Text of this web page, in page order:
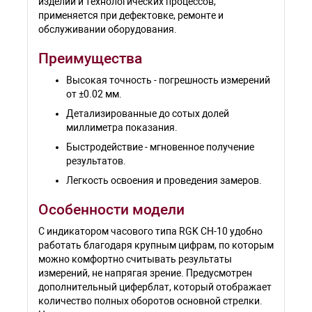
применяется при дефектовке, ремонте и
обслуживании оборудования.
Преимущества
Высокая точность - погрешность измерений
от ±0.02 мм.
Детализированные до сотых долей
миллиметра показания.
Быстродействие - мгновенное получение
результатов.
Легкость освоения и проведения замеров.
Особенности модели
С индикатором часового типа RGK CH-10 удобно
работать благодаря крупным цифрам, по которым
можно комфортно считывать результаты
измерений, не напрягая зрение. Предусмотрен
дополнительный циферблат, который отображает
количество полных оборотов основной стрелки.